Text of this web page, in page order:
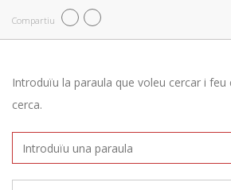
Compartiu
Introduïu la paraula que voleu cercar i feu
cerca.